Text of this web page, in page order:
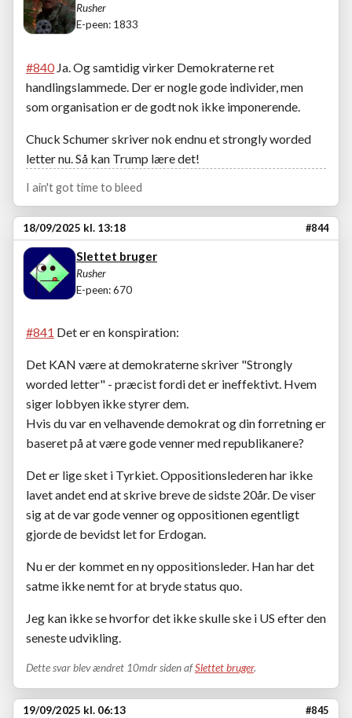
Rusher
E-peen: 1833
#840Ja. Og samtidig virker Demokraterne ret
handlingslammede. Der er nogle gode individer, men
som organisation er de godt nok ikke imponerende.
Chuck Schumer skriver nok endnu et strongly worded
letter nu. Så kan Trump lære det!
I ain't got time to bleed
18/09/2025 kl. 13:18 #844
Slettet bruger
Rusher
E-peen: 670
#841 Det er en konspiration:
Det KAN være at demokraterne skriver "Strongly
worded letter" - præcist fordi det er ineffektivt. Hvem
siger lobbyen ikke styrer dem.
Hvis du var en velhavende demokrat og din forretning er
baseret på at være gode venner med republikanere?
Det er lige sket i Tyrkiet. Oppositionslederen har ikke
lavet andet end at skrive breve de sidste 20år. De viser
sig at de var gode venner og oppositionen egentligt
gjorde de bevidst let for Erdogan.
Nu er der kommet en ny oppositionsleder. Han har det
satme ikke nemt for at bryde status quo.
Jeg kan ikke se hvorfor det ikke skulle ske i US efter den
seneste udvikling.
Dette svar blev ændret 10mdr siden afSlettet bruger.
19/09/2025 kl. 06:13 #845